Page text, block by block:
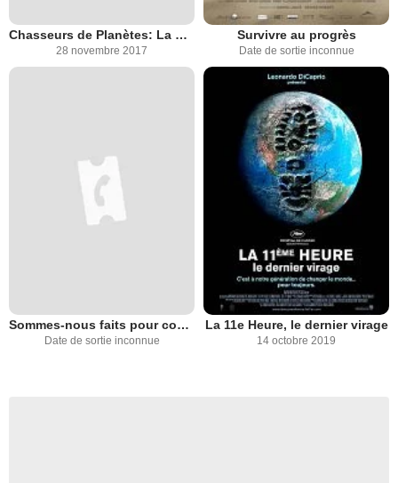
Chasseurs de Planètes: La Recherche du Jumeau Terrestre
28 novembre 2017
Survivre au progrès
Date de sortie inconnue
Sommes-nous faits pour courir ?
Date de sortie inconnue
La 11e Heure, le dernier virage
14 octobre 2019